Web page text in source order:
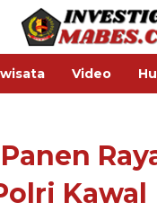
Video
Kawal